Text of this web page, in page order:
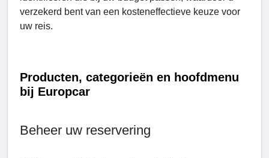
verzekerd bent van een kosteneffectieve keuze voor
uw reis.
Producten, categorieën en hoofdmenu
bij Europcar
Beheer uw reservering